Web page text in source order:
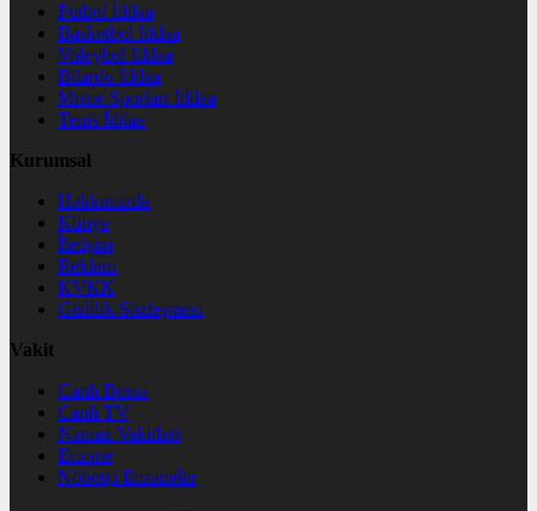
Futbol İddaa
Basketbol İddaa
Voleybol İddaa
Bilardo İddaa
Motor Sporları İddaa
Tenis İddaa
Kurumsal
Hakkımızda
Künye
İletişim
Reklam
KVKK
Gizlilik Sözleşmesi
Vakit
Canlı Borsa
Canlı TV
Namaz Vakitleri
Eczane
Nöbetçi Eczaneler